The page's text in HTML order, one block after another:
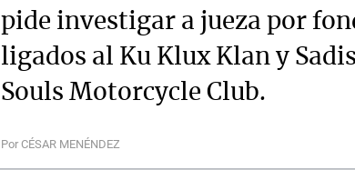
pide investigar a jueza por
ligados al Ku Klux Klan y
Souls Motorcycle Club.
Por CÉSAR MENÉNDEZ